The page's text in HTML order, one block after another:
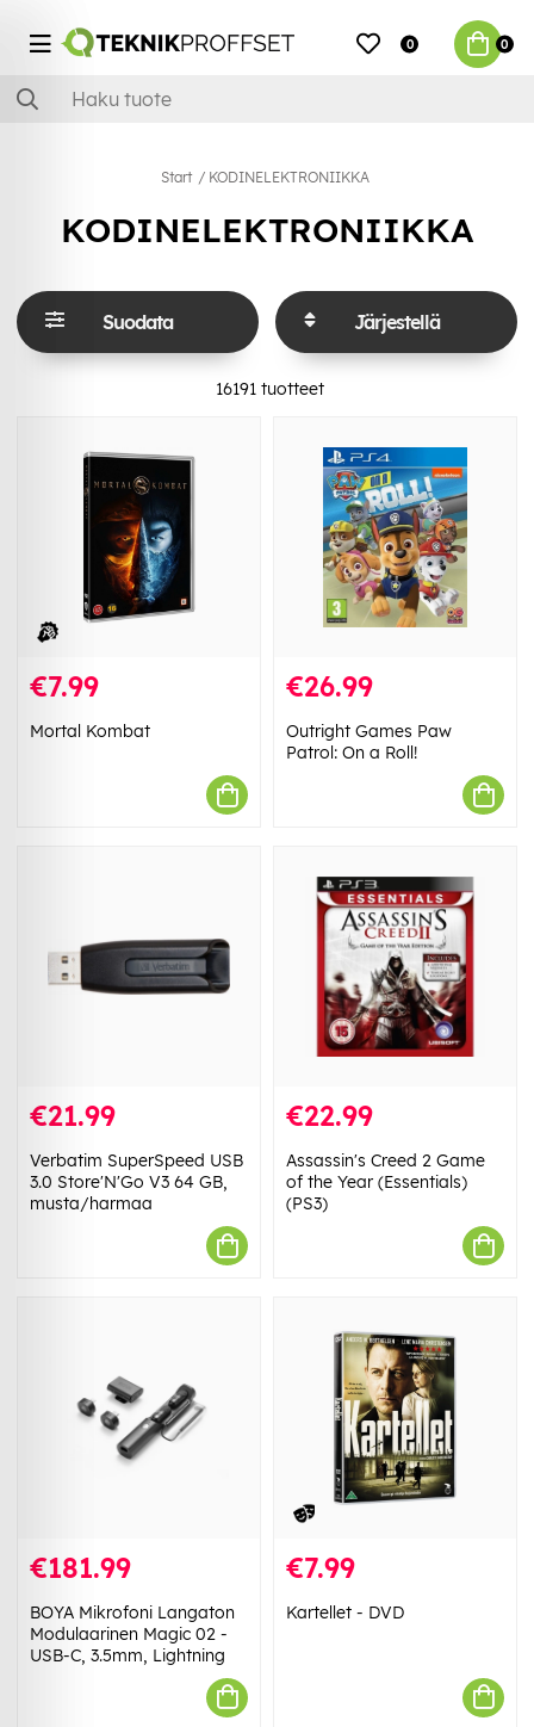
0 0
Start KODINELEKTRONIIKKA
KODINELEKTRONIIKKA
Suodata Järjestellä
16191tuotteet
€7.99
Mortal Kombat
€26.99
Outright Games Paw
Patrol: On a Roll!
€21.99
Verbatim SuperSpeed USB
3.0 Store'N'Go V3 64 GB,
musta/harmaa
€22.99
Assassin's Creed 2 Game
of the Year (Essentials)
(PS3)
€181.99
BOYA Mikrofoni Langaton
Modulaarinen Magic 02 -
USB-C, 3.5mm, Lightning
€7.99
Kartellet - DVD